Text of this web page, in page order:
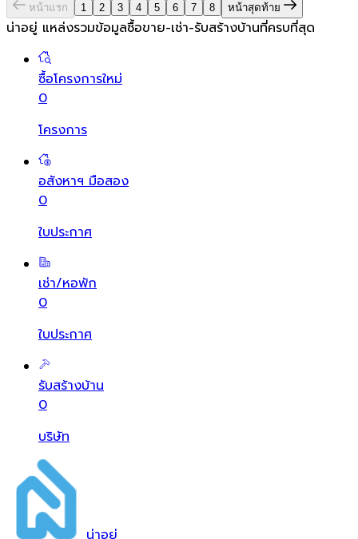
หน้าแรก 1 2 3 4 5 6 7 8 หน้าสุดท้าย
น่าอยู่ แหล่งรวมข้อมูลซื้อขาย-เช่า-รับสร้างบ้านที่ครบที่สุด
ซื้อโครงการใหม่
0
โครงการ
อสังหาฯ มือสอง
0
ใบประกาศ
เช่า/หอพัก
0
ใบประกาศ
รับสร้างบ้าน
0
บริษัท
น่าอยู่